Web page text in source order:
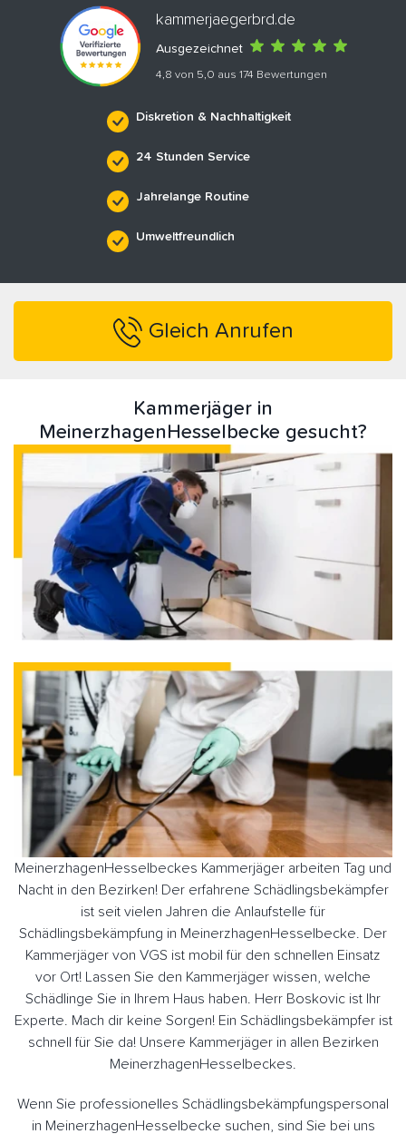
kammerjaegerbrd.de
Ausgezeichnet
4,8 von 5,0 aus 174 Bewertungen
Diskretion & Nachhaltigkeit
24 Stunden Service
Jahrelange Routine
Umweltfreundlich
Gleich Anrufen
Kammerjäger in
MeinerzhagenHesselbecke gesucht?
MeinerzhagenHesselbeckes Kammerjäger arbeiten Tag und
Nacht in den Bezirken! Der erfahrene Schädlingsbekämpfer
ist seit vielen Jahren die Anlaufstelle für
Schädlingsbekämpfung in MeinerzhagenHesselbecke. Der
Kammerjäger von VGS ist mobil für den schnellen Einsatz
vor Ort! Lassen Sie den Kammerjäger wissen, welche
Schädlinge Sie in Ihrem Haus haben. Herr Boskovic ist Ihr
Experte. Mach dir keine Sorgen! Ein Schädlingsbekämpfer ist
schnell für Sie da! Unsere Kammerjäger in allen Bezirken
MeinerzhagenHesselbeckes.
Wenn Sie professionelles Schädlingsbekämpfungspersonal
in MeinerzhagenHesselbecke suchen, sind Sie bei uns